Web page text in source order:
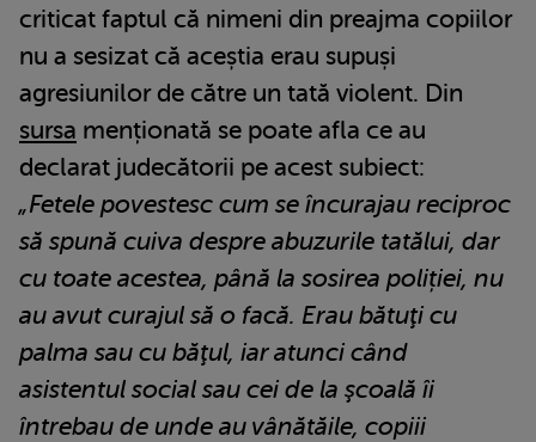
criticat faptul că nimeni din preajma copiilor
nu a sesizat că aceștia erau supuși
agresiunilor de către un tată violent. Din
sursa menționată se poate afla ce au
declarat judecătorii pe acest subiect:
„Fetele povestesc cum se încurajau reciproc
să spună cuiva despre abuzurile tatălui, dar
cu toate acestea, până la sosirea poliției, nu
au avut curajul să o facă. Erau bătuţi cu
palma sau cu băţul, iar atunci când
asistentul social sau cei de la şcoală îi
întrebau de unde au vânătăile, copiii